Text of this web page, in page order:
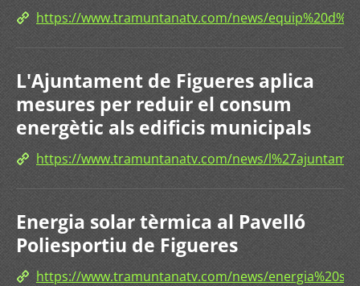
https://www.tramuntanatv.com/news/
L'Ajuntament de Figueres aplica
mesures per reduir el consum
energètic als edificis municipals
https://www.tramuntanatv.com/news/
Energia solar tèrmica al Pavelló
Poliesportiu de Figueres
https://www.tramuntanatv.com/news/